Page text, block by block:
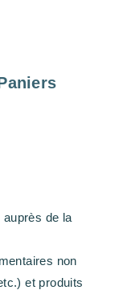
de la
non
et produits